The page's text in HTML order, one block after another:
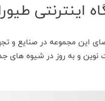
اینترنتی
این مجموعه در صنایع و
نوین و به روز در شیوه های